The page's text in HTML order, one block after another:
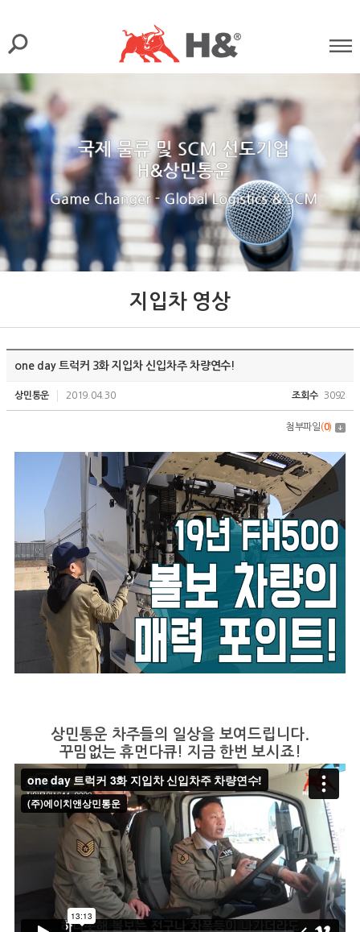
지입차 영상
one day 트럭커 3화 지입차 신입차주 차량연수!
상민통운 2019.04.30 조회수 3092
첨부파일(0)
상민통운 차주들의 일상을 보여드립니다.
꾸밈없는 휴먼다큐! 지금 한번 보시죠!